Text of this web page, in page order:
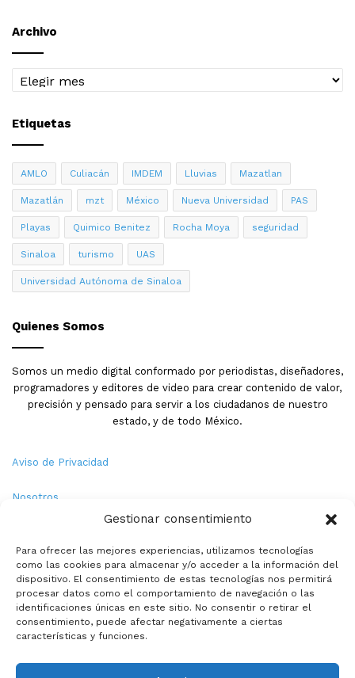
Gestionar consentimiento
Para ofrecer las mejores experiencias, utilizamos tecnologías
como las cookies para almacenar y/o acceder a la información del
dispositivo. El consentimiento de estas tecnologías nos permitirá
procesar datos como el comportamiento de navegación o las
identificaciones únicas en este sitio. No consentir o retirar el
consentimiento, puede afectar negativamente a ciertas
características y funciones.
Archivo
Archivo
Etiquetas
AMLO Culiacán IMDEM Lluvias Mazatlan
Mazatlán mzt México Nueva Universidad PAS
Playas Quimico Benitez Rocha Moya seguridad
Sinaloa turismo UAS
Universidad Autónoma de Sinaloa
Quienes Somos
Somos un medio digital conformado por periodistas, diseñadores,
programadores y editores de video para crear contenido de valor,
precisión y pensado para servir a los ciudadanos de nuestro
estado, y de todo México.
Aviso de Privacidad
Nosotros
Política de Cookies
Contacto